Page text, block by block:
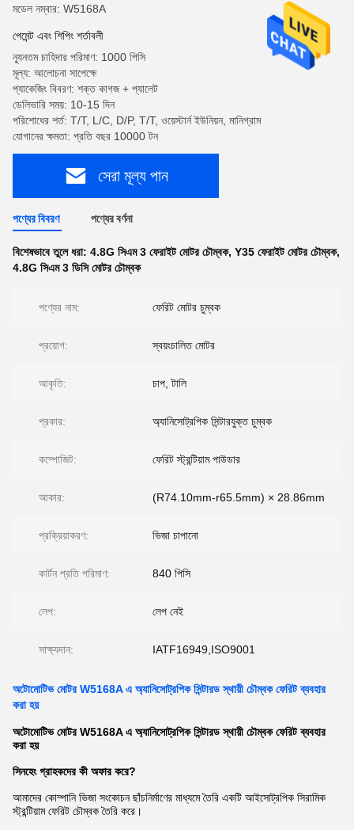
মডেল নম্বার: W5168A
পেমেন্ট এবং শিপিং শর্তাবলী
ন্যূনতম চাহিদার পরিমাণ: 1000 পিসি
মূল্য: আলোচনা সাপেক্ষে
প্যাকেজিং বিবরণ: শক্ত কাগজ + প্যালেট
ডেলিভারি সময়: 10-15 দিন
পরিশোধের শর্ত: T/T, L/C, D/P, T/T, ওয়েস্টার্ন ইউনিয়ন, মানিগ্রাম
যোগানের ক্ষমতা: প্রতি বছর 10000 টন
সেরা মূল্য পান
পণ্যের বিবরণ পণ্যের বর্ণনা
বিশেষভাবে তুলে ধরা: 4.8G সিএম 3 ফেরাইট মোটর চৌম্বক, Y35 ফেরাইট মোটর চৌম্বক,
4.8G সিএম 3 ডিসি মোটর চৌম্বক
পণ্যের নাম: ফেরিট মোটর চুম্বক
প্রয়োগ: স্বয়ংচালিত মোটর
আকৃতি: চাপ, টালি
প্রকার: অ্যানিসোট্রপিক সিন্টারযুক্ত চুম্বক
কম্পোজিট: ফেরিট স্ট্রন্টিয়াম পাউডার
আকার: (R74.10mm-r65.5mm) × 28.86mm
প্রক্রিয়াকরণ: ভিজা চাপানো
কার্টন প্রতি পরিমাণ: 840 পিসি
লেপ: লেপ নেই
সাক্ষ্যদান: IATF16949,ISO9001
অটোমোটিভ মোটর W5168A এ অ্যানিসোট্রপিক সিন্টারড স্থায়ী চৌম্বক ফেরিট ব্যবহার
করা হয়
অটোমোটিভ মোটর W5168A এ অ্যানিসোট্রপিক সিন্টারড স্থায়ী চৌম্বক ফেরিট ব্যবহার
করা হয়
সিনহেং গ্রাহকদের কী অফার করে?
আমাদের কোম্পানি ভিজা সংকোচন ছাঁচনির্মাণের মাধ্যমে তৈরি একটি আইসোট্রপিক সিরামিক
স্ট্রন্টিয়াম ফেরিট চৌম্বক তৈরি করে।